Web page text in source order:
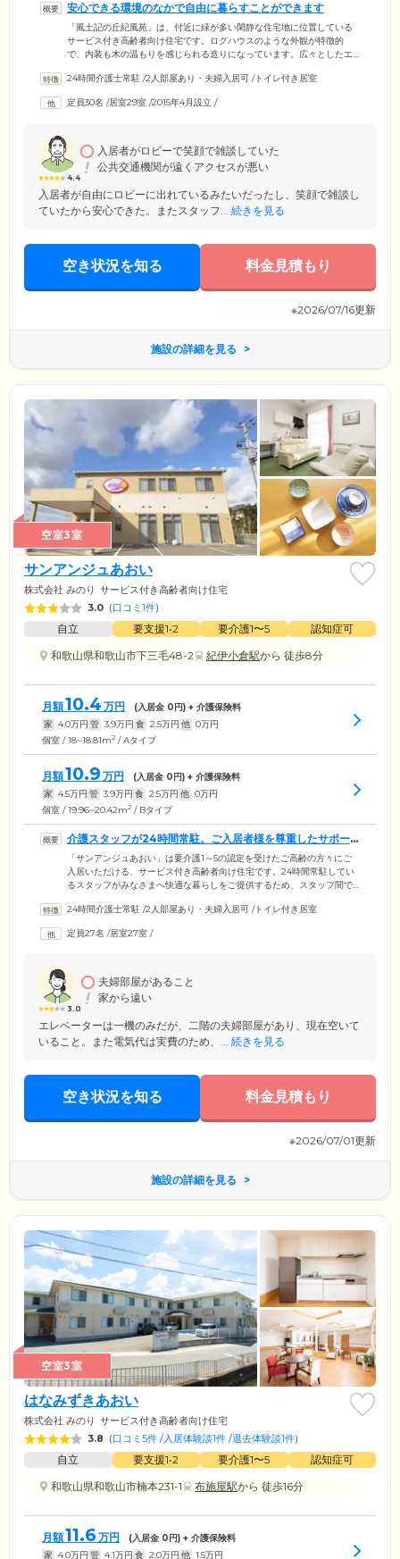
安心できる環境のなかで自由に暮らすことができます
「風土記の丘紀風苑」は、付近に緑が多い閑静な住宅地に位置している
サービス付き高齢者向け住宅です。ログハウスのような外観が特徴的
で、内装も木の温もりを感じられる造りになっています。広々としたエ
いただける環境です。ご入居いただくお部屋には、フランス製のベッド
を標準装備。ナースコールも設置していますので、もしものときも安心
も安心して入浴できる特殊浴槽をご用意しています。
24時間介護士常駐 /2人部屋あり・夫婦入居可 /トイレ付き居室
定員30名 /居室29室 /2015年4月設立 /
4.4
入居者がロビーで笑顔で雑談していた
公共交通機関が遠くアクセスが悪い
入居者が自由にロビーに出れているみたいだったし、笑顔で雑談し
ていたから安心できた。またスタッフ... 続きを見る
空き状況を知る 料金見積もり
※2026/07/16更新
施設の詳細を見る
空室3室
サンアンジュあおい
株式会社 みのり サービス付き高齢者向け住宅
3.0 (口コミ1件)
自立 要支援1•2 要介護1〜5
認知症可
和歌山県和歌山市下三毛48-2
紀伊小倉駅から 徒歩8分
月額10.4 万円 (入居金 0円) + 介護保険料
家 4.0万円 管 3.9万円 食 2.5万円 他 0万円
個室 / 18~18.81m2 / Aタイプ
月額10.9 万円 (入居金 0円) + 介護保険料
家 4.5万円 管 3.9万円 食 2.5万円 他 0万円
個室 / 19.96~20.42m2 / Bタイプ
介護スタッフが24時間常駐。ご入居者様を尊重したサポー
トをいたします
「サンアンジュあおい」は要介護1～5の認定を受けたご高齢の方々にご
入居いただける、サービス付き高齢者向け住宅です。24時間常駐してい
るスタッフがみなさまへ快適な暮らしをご提供するため、スタッフ間で
理を定期的に行うほか、医療機関と連携をとり、みなさまの安心ある生
りますので、どうぞお気軽にご相談ください。ご入居者様とスタッフが
をご提供します。
24時間介護士常駐 /2人部屋あり・夫婦入居可 /トイレ付き居室
定員27名 /居室27室 /
3.0
夫婦部屋があること
家から遠い
エレベーターは一機のみだが、二階の夫婦部屋があり、現在空いて
いること。また電気代は実費のため、... 続きを見る
空き状況を知る 料金見積もり
※2026/07/01更新
施設の詳細を見る
空室3室
はなみずきあおい
株式会社 みのり サービス付き高齢者向け住宅
3.8 (口コミ5件 /入居体験談1件 /退去体験談1件)
自立 要支援1•2 要介護1〜5
認知症可
和歌山県和歌山市楠本231-1
布施屋駅から 徒歩16分
月額11.6 万円 (入居金 0円) + 介護保険料
家 4.0万円 管 4.1万円 食 2.0万円 他 1.5万円